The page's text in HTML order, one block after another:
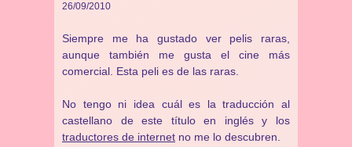
26/09/2010
Siempre me ha gustado ver pelis raras,
aunque también me gusta el cine más
comercial. Esta peli es de las raras.
No tengo ni idea cuál es la traducción al
castellano de este título en inglés y los
traductores de internet no me lo descubren.